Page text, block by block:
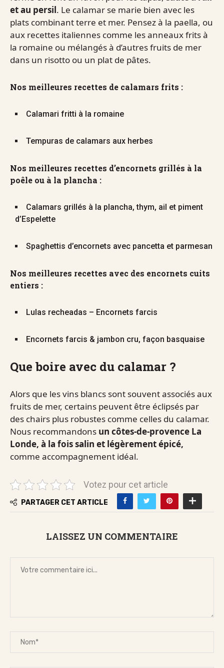
et au persil. Le calamar se marie bien avec les
plats combinant terre et mer. Pensez à la paella, ou
aux recettes italiennes comme les anneaux frits à
la romaine ou mélangés à d’autres fruits de mer
dans un risotto ou un plat de pâtes.
Nos meilleures recettes de calamars frits :
Calamari fritti à la romaine
Tempuras de calamars aux herbes
Nos meilleures recettes d’encornets grillés à la
poêle ou à la plancha :
Calamars grillés à la plancha, thym, ail et piment
d’Espelette
Spaghettis d’encornets avec pancetta et parmesan
Nos meilleures recettes avec des encornets cuits
entiers :
Lulas recheadas – Encornets farcis
Encornets farcis & jambon cru, façon basquaise
Que boire avec du calamar ?
Alors que les vins blancs sont souvent associés aux
fruits de mer, certains peuvent être éclipsés par
des chairs plus robustes comme celles du calamar.
Nous recommandons un côtes-de-provence La
Londe, à la fois salin et légèrement épicé,
comme accompagnement idéal.
Votez pour cet article
PARTAGER CET ARTICLE
LAISSEZ UN COMMENTAIRE